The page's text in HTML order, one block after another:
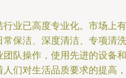
业已高度专业化。市场上有
保洁、深度清洁、专项清洗
队操作，使用先进的设备和
们对生活品质要求的提高，